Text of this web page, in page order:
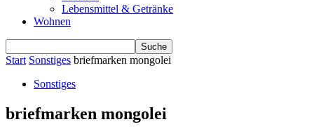
Lebensmittel & Getränke
Wohnen
Start Sonstiges briefmarken mongolei
Sonstiges
briefmarken mongolei